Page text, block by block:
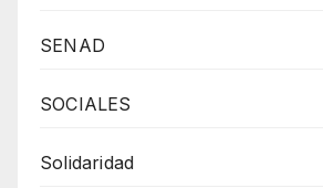
SENAD
SOCIALES
Solidaridad